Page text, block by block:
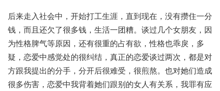
后来走入社会中，开始打工生涯，直到现在，没有攒住一分
钱，而且还欠了很多钱，生活一团糟。谈过几个女朋友，因
为性格脾气等原因，还有很重的占有欲，性格也乖戾，多
疑，恋爱中感觉处的很纠结，真正的恋爱谈过两次，都是对
方跟我提出的分手，分开后很难受，很煎熬。也对她们造成
很多伤害，恋爱中我背着她们跟别的女人有关系，我罪有应